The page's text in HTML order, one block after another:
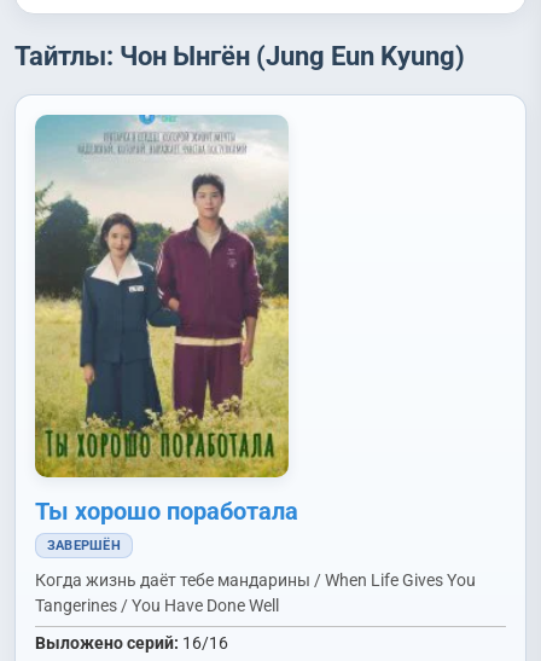
Тайтлы: Чон Ынгён (Jung Eun Kyung)
Ты хорошо поработала
ЗАВЕРШЁН
Когда жизнь даёт тебе мандарины / When Life Gives You
Tangerines / You Have Done Well
Выложено серий: 16/16